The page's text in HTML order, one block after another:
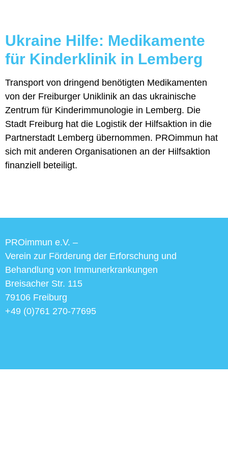
Ukraine Hilfe: Medikamente
für Kinderklinik in Lemberg
Transport von dringend benötigten Medikamenten
von der Freiburger Uniklinik an das ukrainische
Zentrum für Kinderimmunologie in Lemberg. Die
Stadt Freiburg hat die Logistik der Hilfsaktion in die
Partnerstadt Lemberg übernommen. PROimmun hat
sich mit anderen Organisationen an der Hilfsaktion
finanziell beteiligt.
PROimmun e.V. –
Verein zur Förderung der Erforschung und
Behandlung von Immunerkrankungen
Breisacher Str. 115
79106 Freiburg
+49 (0)761 270-77695